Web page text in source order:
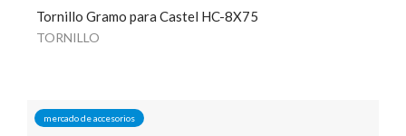
Tornillo Gramo para Castel HC-8X75
TORNILLO
mercado de accesorios